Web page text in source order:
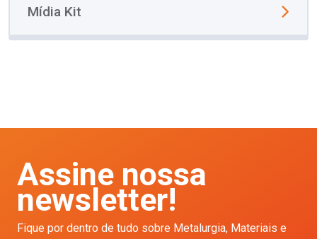
Mídia Kit
Assine nossa
newsletter!
Fique por dentro de tudo sobre Metalurgia, Materiais e